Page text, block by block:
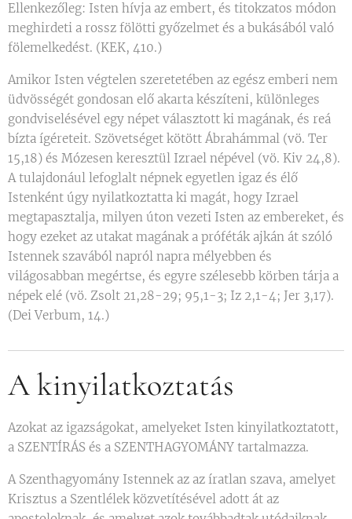
Ellenkezőleg: Isten hívja az embert, és titokzatos módon
meghirdeti a rossz fölötti győzelmet és a bukásából való
fölemelkedést. (KEK, 410.)
Amikor Isten végtelen szeretetében az egész emberi nem
üdvösségét gondosan elő akarta készíteni, különleges
gondviselésével egy népet választott ki magának, és reá
bízta ígéreteit. Szövetséget kötött Ábrahámmal (vö. Ter
15,18) és Mózesen keresztül Izrael népével (vö. Kiv 24,8).
A tulajdonául lefoglalt népnek egyetlen igaz és élő
Istenként úgy nyilatkoztatta ki magát, hogy Izrael
megtapasztalja, milyen úton vezeti Isten az embereket, és
hogy ezeket az utakat magának a próféták ajkán át szóló
Istennek szavából napról napra mélyebben és
világosabban megértse, és egyre szélesebb körben tárja a
népek elé (vö. Zsolt 21,28-29; 95,1-3; Iz 2,1-4; Jer 3,17).
(Dei Verbum, 14.)
A kinyilatkoztatás
Azokat az igazságokat, amelyeket Isten kinyilatkoztatott,
a SZENTÍRÁS és a SZENTHAGYOMÁNY tartalmazza.
A Szenthagyomány Istennek az az íratlan szava, amelyet
Krisztus a Szentlélek közvetítésével adott át az